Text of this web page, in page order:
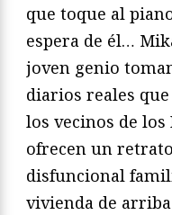
que toque al
espera de él…
joven genio
diarios reales
los vecinos de los
ofrecen un
disfuncional
vivienda de